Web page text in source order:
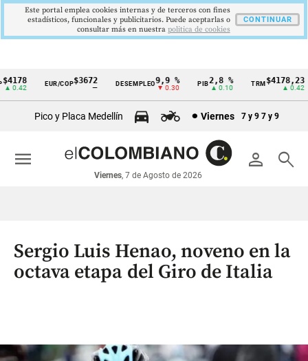
Cintillo
económicos
Colombia
EUR/COP$3672 DESEMPLEO 9,9 %
▼ 0.30
PIB2,8 %
▲ 0.10
TRM$4178,23
▲ 0.42
Pico y Placa Medellín Viernes 7 y 9 7 y 9
person search
Viernes, 7 de Agosto de 2026
menu
Sergio Luis Henao, noveno en la
octava etapa del Giro de Italia
Este portal emplea cookies internas y de terceros con fines
estadísticos, funcionales y publicitarios. Puede aceptarlas o
consultar más en nuestra politica de cookies
CONTINUAR